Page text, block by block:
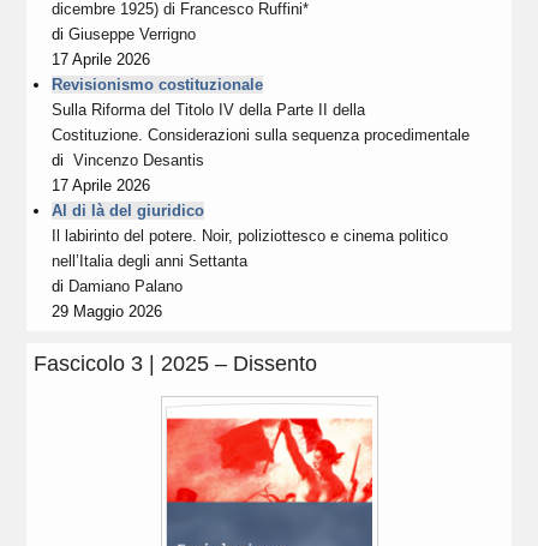
dicembre 1925) di Francesco Ruffini*
diGiuseppe Verrigno
17 Aprile 2026
Revisionismo costituzionale
Sulla Riforma del Titolo IV della Parte II della
Costituzione. Considerazioni sulla sequenza procedimentale
diVincenzo Desantis
17 Aprile 2026
Al di là del giuridico
Il labirinto del potere. Noir, poliziottesco e cinema politico
nell’Italia degli anni Settanta
di Damiano Palano
29 Maggio 2026
Fascicolo 3 | 2025 – Dissento